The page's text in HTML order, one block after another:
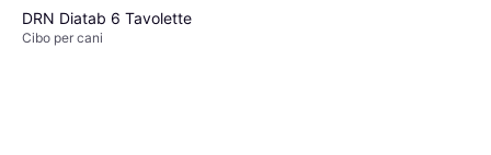
DRN Diatab 6 Tavolette
Cibo per cani